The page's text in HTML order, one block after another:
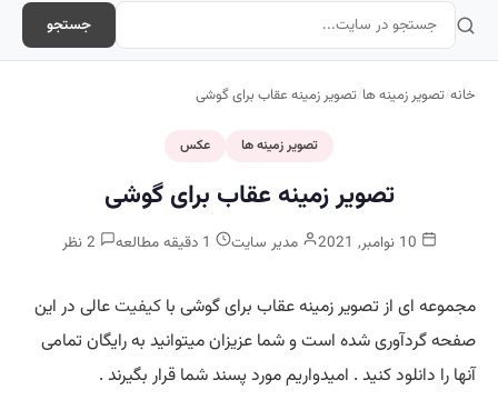
جستجو
خانه/تصویر زمینه ها /تصویر زمینه عقاب برای گوشی
تصویر زمینه ها عکس
تصویر زمینه عقاب برای گوشی
مدیر سایت
مجموعه ای از تصویر زمینه عقاب برای گوشی با کیفیتعالی در این
صفحه گردآوری شده است و شما عزیزان میتوانید به رایگان تمامی
آنها را دانلود کنید . امیدواریم مورد پسند شما قرار بگیرند .